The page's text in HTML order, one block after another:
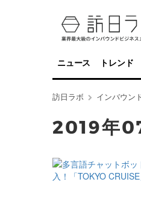
ニュース トレンド
訪日ラボ インバウン
2019年